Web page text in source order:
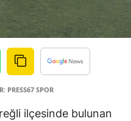
PRESS67 SPOR
ilçesinde bulunan